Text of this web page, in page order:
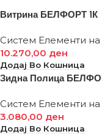
Витрина БЕЛФОРТ 1К
Систем Елементи
10.270,00 ден
Додај Во Кошница
Зидна Полица
Систем Елементи
3.080,00 ден
Додај Во Кошница